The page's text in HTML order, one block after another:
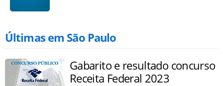
Últimas em São Paulo
Gabarito e resultado concurso
Receita Federal 2023